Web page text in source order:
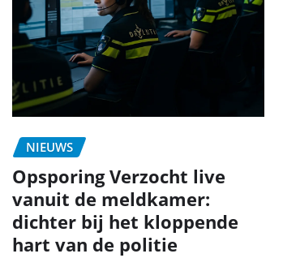
NIEUWS
Opsporing Verzocht live
vanuit de meldkamer:
dichter bij het kloppende
hart van de politie